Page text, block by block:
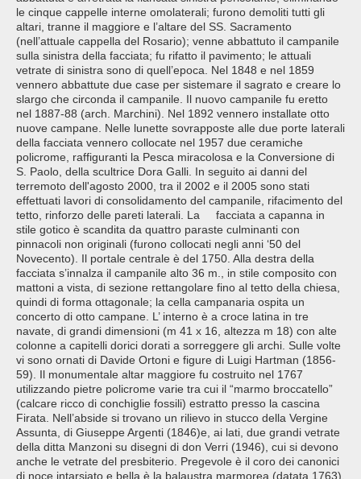
le cinque cappelle interne omolaterali; furono demoliti tutti gli
altari, tranne il maggiore e l’altare del SS. Sacramento
(nell’attuale cappella del Rosario); venne abbattuto il campanile
sulla sinistra della facciata; fu rifatto il pavimento; le attuali
vetrate di sinistra sono di quell’epoca. Nel 1848 e nel 1859
vennero abbattute due case per sistemare il sagrato e creare lo
slargo che circonda il campanile. Il nuovo campanile fu eretto
nel 1887-88 (arch. Marchini). Nel 1892 vennero installate otto
nuove campane. Nelle lunette sovrapposte alle due porte laterali
della facciata vennero collocate nel 1957 due ceramiche
policrome, raffiguranti la Pesca miracolosa e la Conversione di
S. Paolo, della scultrice Dora Galli. In seguito ai danni del
terremoto dell'agosto 2000, tra il 2002 e il 2005 sono stati
effettuati lavori di consolidamento del campanile, rifacimento del
tetto, rinforzo delle pareti laterali. La facciata a capanna in
stile gotico è scandita da quattro paraste culminanti con
pinnacoli non originali (furono collocati negli anni ‘50 del
Novecento). Il portale centrale è del 1750. Alla destra della
facciata s’innalza il campanile alto 36 m., in stile composito con
mattoni a vista, di sezione rettangolare fino al tetto della chiesa,
quindi di forma ottagonale; la cella campanaria ospita un
concerto di otto campane. L’ interno è a croce latina in tre
navate, di grandi dimensioni (m 41 x 16, altezza m 18) con alte
colonne a capitelli dorici dorati a sorreggere gli archi. Sulle volte
vi sono ornati di Davide Ortoni e figure di Luigi Hartman (1856-
59). Il monumentale altar maggiore fu costruito nel 1767
utilizzando pietre policrome varie tra cui il “marmo broccatello”
(calcare ricco di conchiglie fossili) estratto presso la cascina
Firata. Nell’abside si trovano un rilievo in stucco della Vergine
Assunta, di Giuseppe Argenti (1846)e, ai lati, due grandi vetrate
della ditta Manzoni su disegni di don Verri (1946), cui si devono
anche le vetrate del presbiterio. Pregevole è il coro dei canonici
di noce intarsiato e bella è la balaustra marmorea (datata 1763),